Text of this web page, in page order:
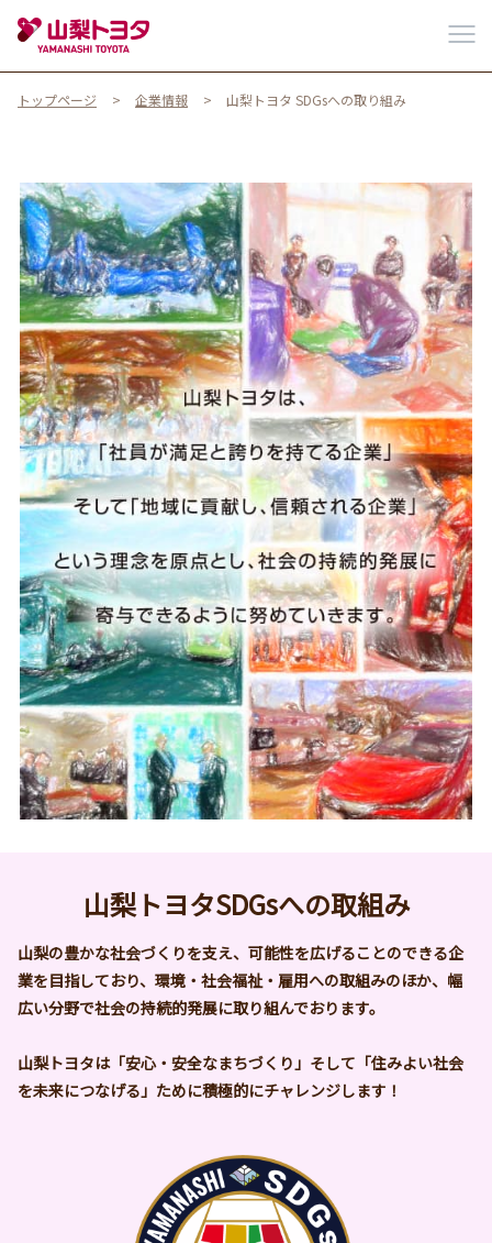
トップページ 企業情報 山梨トヨタ SDGsへの取り組み
山梨トヨタSDGsへの取組み
山梨の豊かな社会づくりを支え、可能性を広げることのできる企
業を目指しており、環境・社会福祉・雇用への取組みのほか、幅
広い分野で社会の持続的発展に取り組んでおります。
山梨トヨタは「安心・安全なまちづくり」そして「住みよい社会
を未来につなげる」ために積極的にチャレンジします！